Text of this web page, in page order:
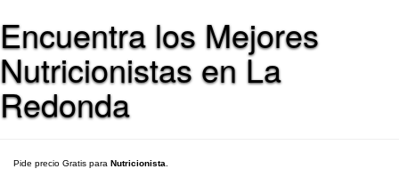
Encuentra los Mejores
Nutricionistas en La
Redonda
Pide precio Gratis para Nutricionista